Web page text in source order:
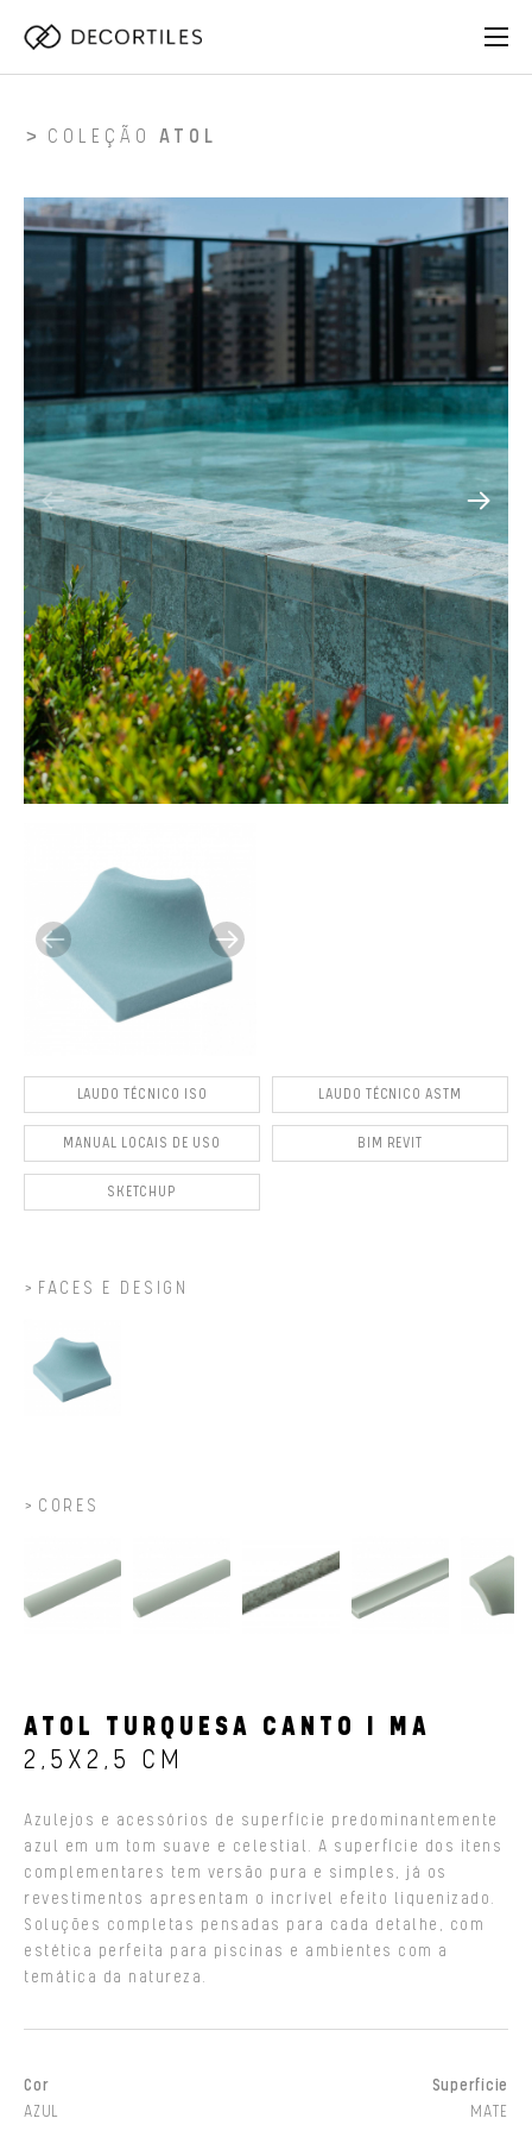
COLEÇÃO ATOL
LAUDO TÉCNICO ISO LAUDO TÉCNICO ASTM
MANUAL LOCAIS DE USO BIM REVIT
SKETCHUP
FACES E DESIGN
CORES
ATOL TURQUESA CANTO I MA
2,5X2,5 CM
Azulejos e acessórios de superfície predominantemente
azul em um tom suave e celestial. A superfície dos itens
complementares tem versão pura e simples, já os
revestimentos apresentam o incrível efeito liquenizado.
Soluções completas pensadas para cada detalhe, com
estética perfeita para piscinas e ambientes com a
temática da natureza.
Cor
AZUL
Superfície
MATE